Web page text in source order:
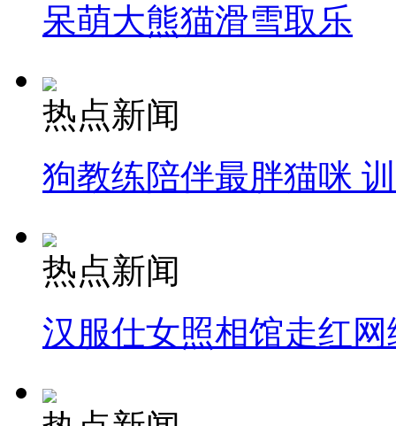
呆萌大熊猫滑雪取乐
热点新闻
狗教练陪伴最胖猫咪
热点新闻
汉服仕女照相馆走红网